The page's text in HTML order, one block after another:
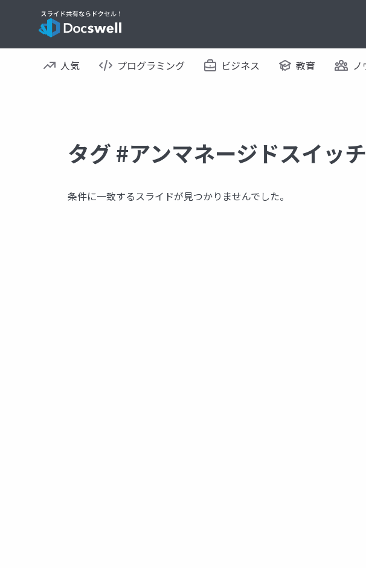
人気 プログラミング ビジネス 教育 ノ
タグ #アンマネージドスイッ
条件に一致するスライドが見つかりませんでした。